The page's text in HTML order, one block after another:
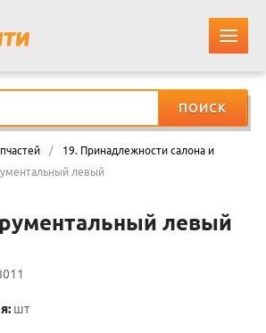
ПОИСК
/
19. Принадлежности салона и
левый
левый
шт
ЗАПЧАСТЕЙ
И ДОСТАВКА